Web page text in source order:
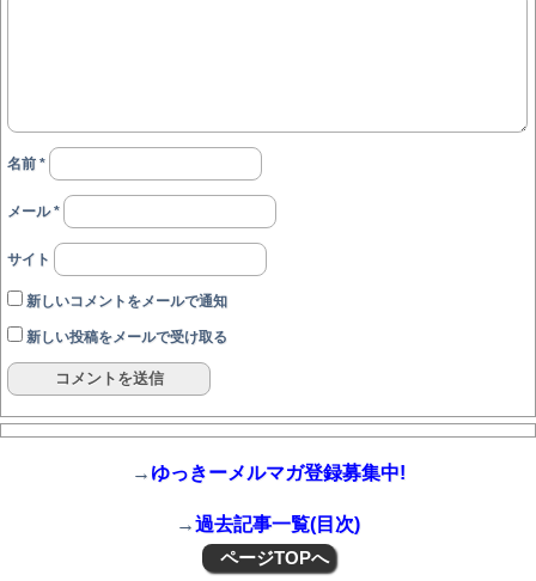
名前 *
メール*
サイト
新しいコメントをメールで通知
新しい投稿をメールで受け取る
→ ゆっきーメルマガ登録募集中!
→過去記事一覧(目次)
ページTOPへ